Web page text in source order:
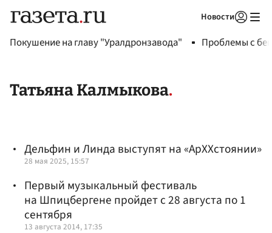
Новости
Покушение на главу "Уралдронзавода" Проблемы с
Татьяна Калмыкова
Дельфин и Линда выступят на «АрХХстоянии»
28 мая 2025, 15:57
Первый музыкальный фестиваль
на Шпицбергене пройдет с 28 августа по 1
сентября
13 августа 2014, 17:35